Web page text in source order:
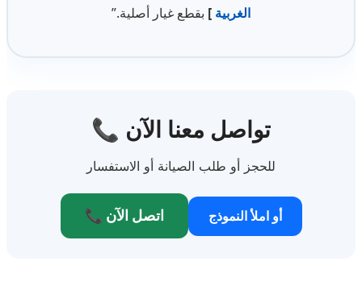
الغربية ] بقطع غيار أصلية.”
📞 تواصل معنا الآن
للحجز أو طلب الصيانة أو الاستفسار
📞 اتصل الآن أو املأ النموذج